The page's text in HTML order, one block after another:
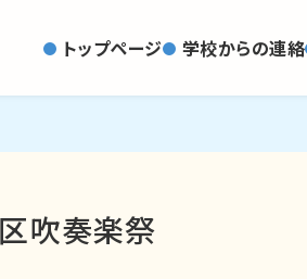
トップページ 学校からの連絡
吹奏楽祭